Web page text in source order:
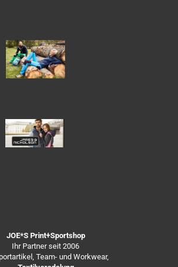
JOE*S Print+Sportshop
Ihr Partner seit 2006
Team- und Workwear,